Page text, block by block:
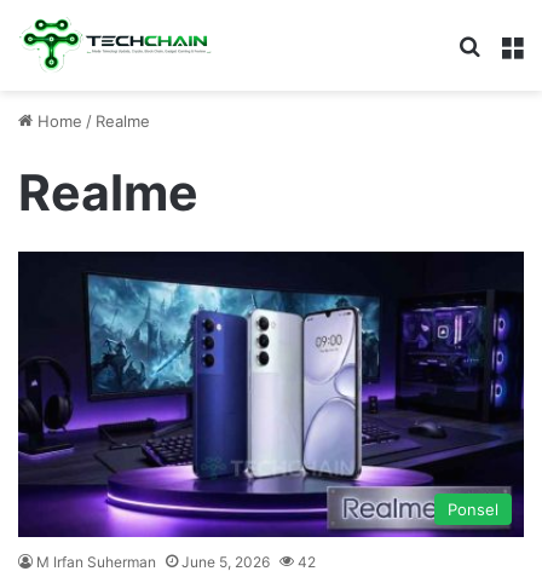
Home / Realme
Realme
Ponsel
M Irfan Suherman June 5, 2026 42